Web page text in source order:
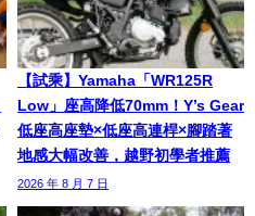
【試乘】Yamaha「WR125R
Low」座高降低70mm！Y’s Gear
低座高座墊×低座高連桿×腳踏著
地感大幅改善，越野初學者推薦
2026 年 8 月 7 日